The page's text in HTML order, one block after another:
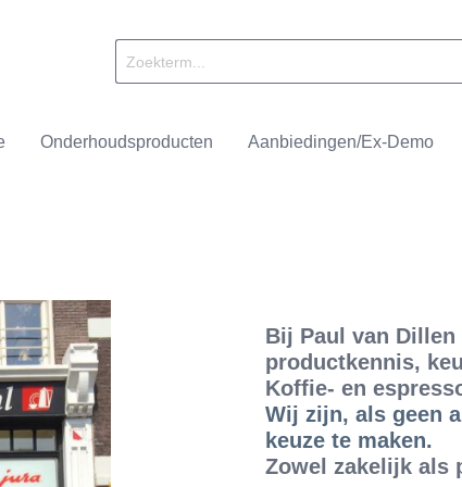
Onderhoudsproducten Aanbiedingen/Ex-Demo
Accessoires
Smit & Dorlas
Bij Paul van
productkennis,
Koffie- en
Wij zijn, als geen
keuze te maken.
Zowel zakelijk als